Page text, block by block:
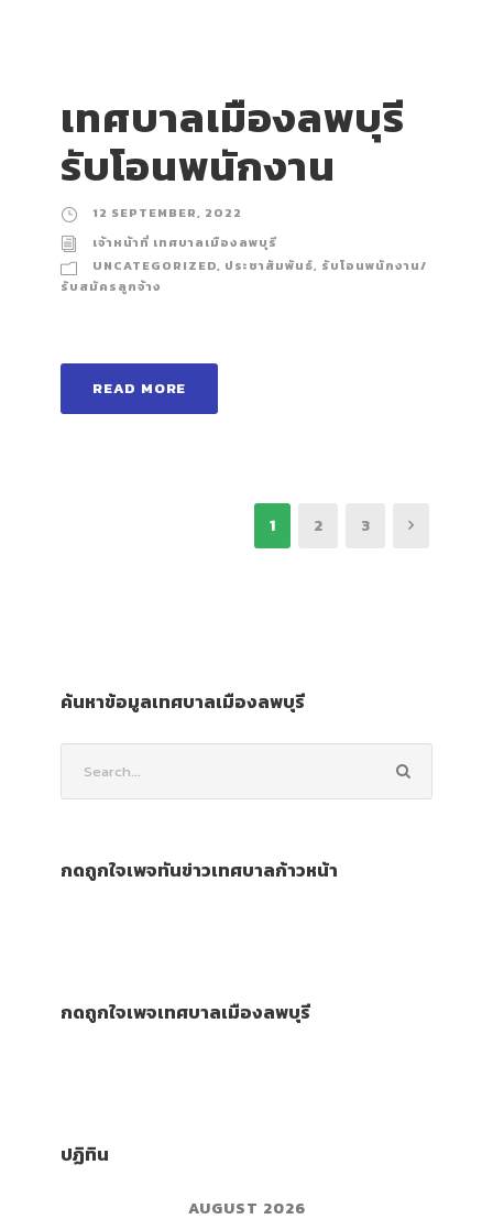
เทศบาลเมืองลพบุรี
รับโอนพนักงาน
12 SEPTEMBER, 2022
เจ้าหน้าที่ เทศบาลเมืองลพบุรี
UNCATEGORIZED, ประชาสัมพันธ์, รับโอนพนักงาน/
รับสมัครลูกจ้าง
READ MORE
1 2 3
ค้นหาข้อมูลเทศบาลเมืองลพบุรี
กดถูกใจเพจทันข่าวเทศบาลก้าวหน้า
กดถูกใจเพจเทศบาลเมืองลพบุรี
ปฏิทิน
AUGUST 2026